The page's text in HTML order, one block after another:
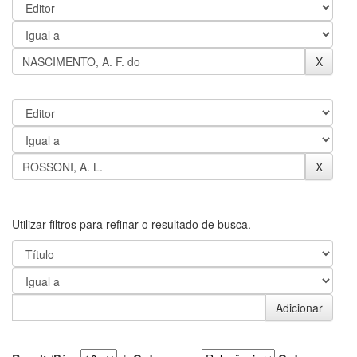
Utilizar filtros para refinar o resultado de busca.